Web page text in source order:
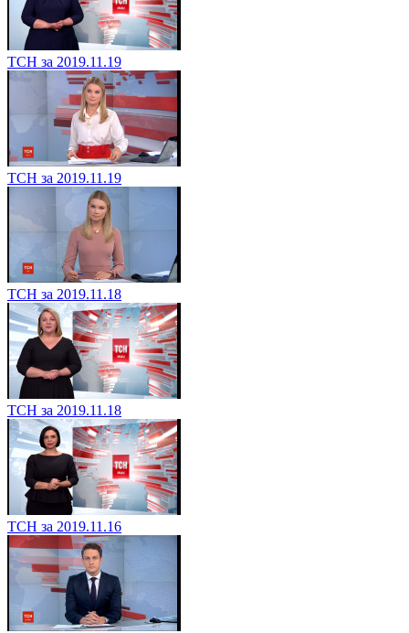
ТСН за 2019.11.19
ТСН за 2019.11.19
ТСН за 2019.11.18
ТСН за 2019.11.18
ТСН за 2019.11.16